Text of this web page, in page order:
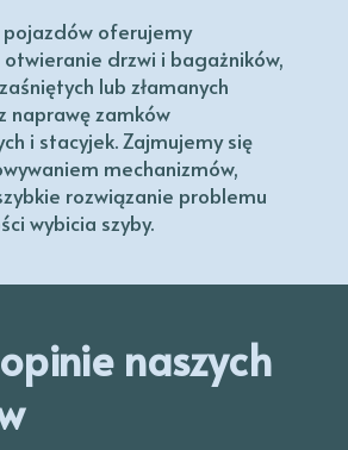
pojazdów oferujemy
drzwi i bagażników,
lub złamanych
naprawę zamków
i stacyjek. Zajmujemy się
mechanizmów,
rozwiązanie problemu
wybicia szyby.
naszych